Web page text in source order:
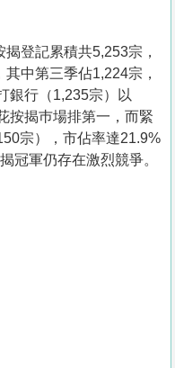
登記累積共5,253宗，
中第三季佔1,224宗，
銀行（1,235宗）以
按揭巿場排第一，而緊
宗），市佔率達21.9%
冠軍仍存在激烈競爭。